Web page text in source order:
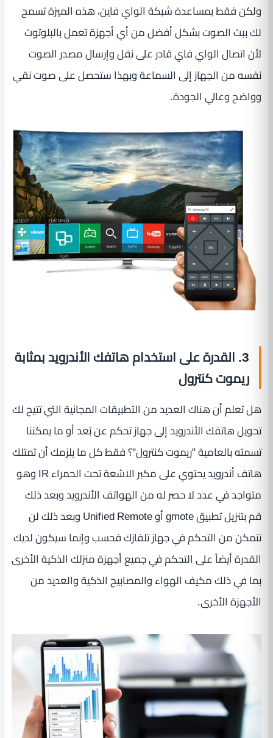
ولكن فقط بمساعدة شبكة الواي فاين، هذه الميزة تسمح
لك ببث الصوت بشكل أفضل من أي أجهزة تعمل بالبلوتوث
لأن اتصال الواي فاي قادر على نقل وإرسال مصدر الصوت
نفسه من الجهاز إلى السماعة وبهذا ستحصل على صوت نقي
وواضح وعالي الجودة.
3. القدرة على استخدام هاتفك الأندرويد بمثابة
ريموت كنترول
هل تعلم أن هناك العديد من التطبيقات المجانية التي تتيح لك
تحويل هاتفك الأندرويد إلى جهاز تحكم عن بُعد أو ما يمكننا
تسمته بالعامية "ريموت كنترول"؟ فقط كل ما يلزمك أن تمتلك
هاتف أندرويد يحتوي على مكبر الاشعة تحت الحمراء IR وهو
متواجد في عدد لا حصر له من الهواتف الأندرويد وبعد ذلك
قم بتنزيل تطبيق gmote أو Unified Remote وبعد ذلك لن
تتمكن من التحكم في جهاز تلفازك فحسب وإنما سيكون لديك
القدرة أيضاً على التحكم في جميع أجهزة منزلك الذكية الأخرى
بما في ذلك مكيف الهواء والمصابيح الذكية والعديد من
الأجهزة الأخرى.